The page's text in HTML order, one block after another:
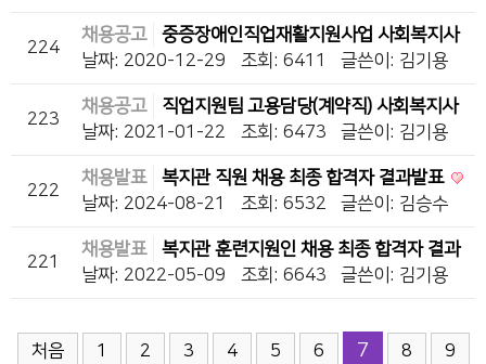
224
채용공고
중증장애인직업재활지원사업 사회복지사
또는 장애인재활상담사 채용(…
날짜: 2020-12-29 조회: 6411 글쓴이: 김기용
223
채용공고
직업지원팀 고용담당(계약직) 사회복지사
또는 장애인재활상담사 채…
날짜: 2021-01-22 조회: 6473 글쓴이: 김기용
222
채용발표
복지관 직원 채용 최종 합격자 결과발표
날짜: 2024-08-21
조회: 6532 글쓴이: 김승수
221
채용발표
복지관 훈련지원인 채용 최종 합격자 결과
발표
날짜: 2022-05-09 조회: 6643 글쓴이: 김기용
처음 1 2 3 4 5 6 7 8 9